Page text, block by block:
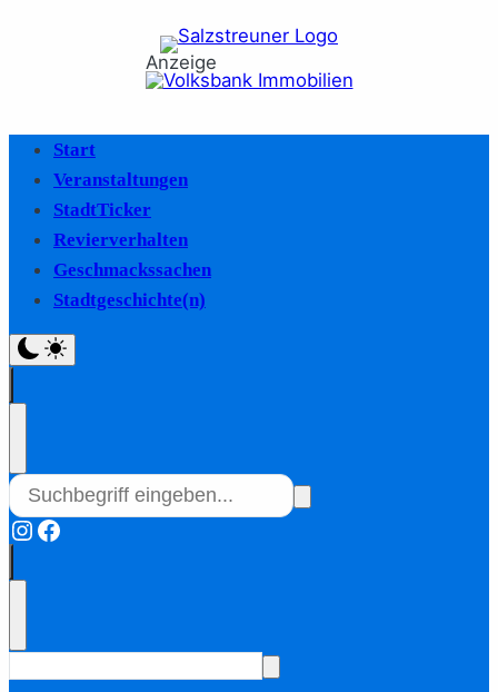
Anzeige
Start
Veranstaltungen
StadtTicker
Revierverhalten
Geschmackssachen
Stadtgeschichte(n)
Instagram
Facebook